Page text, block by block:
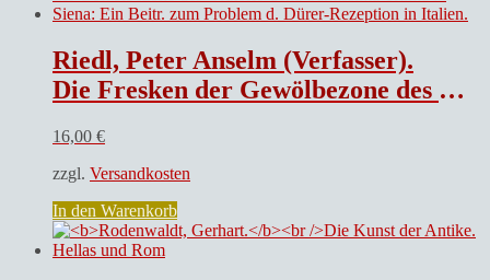
Riedl, Peter Anselm (Verfasser).
Die Fresken der Gewölbezone des Oratorio della Santissima Trinità in Siena: Ein Beitr. zum Problem d. Dürer-Rezeption in Italien.
16,00 €
zzgl. Versandkosten
In den Warenkorb